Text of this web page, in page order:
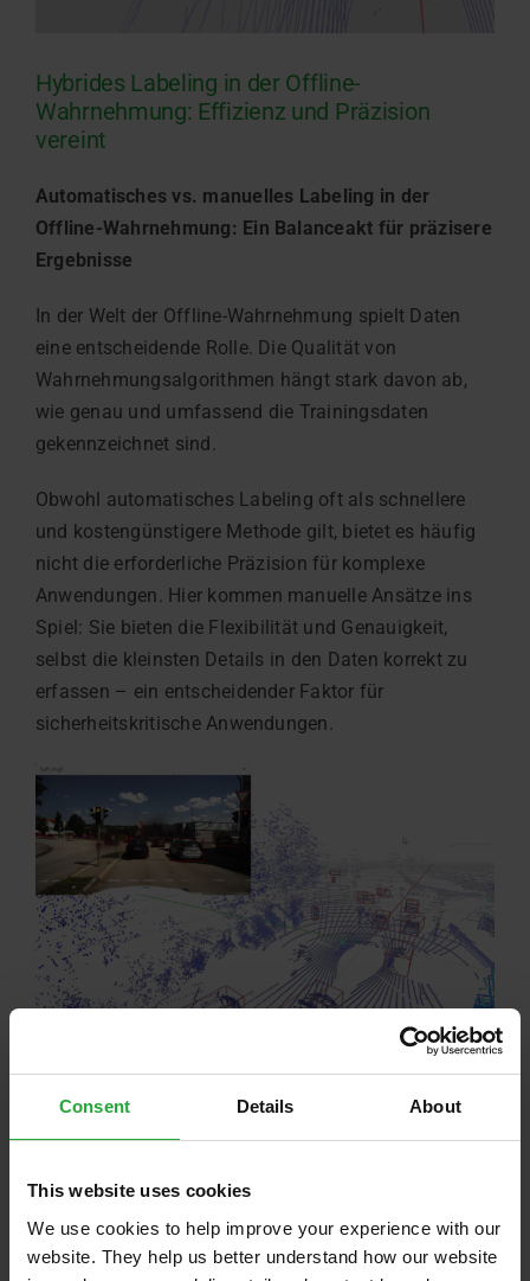
Consent Details About
This website uses cookies
We use cookies to help improve your experience with our
website. They help us better understand how our website
Hybrides Labeling in der Offline-
Wahrnehmung: Effizienz und Präzision
vereint
Automatisches vs. manuelles Labeling in der
Offline-Wahrnehmung: Ein Balanceakt für präzisere
Ergebnisse
In der Welt der Offline-Wahrnehmung spielt Daten
eine entscheidende Rolle. Die Qualität von
Wahrnehmungsalgorithmen hängt stark davon ab,
wie genau und umfassend die Trainingsdaten
gekennzeichnet sind.
Obwohl automatisches Labeling oft als schnellere
und kostengünstigere Methode gilt, bietet es häufig
nicht die erforderliche Präzision für komplexe
Anwendungen. Hier kommen manuelle Ansätze ins
Spiel: Sie bieten die Flexibilität und Genauigkeit,
selbst die kleinsten Details in den Daten korrekt zu
erfassen – ein entscheidender Faktor für
sicherheitskritische Anwendungen.
Der Schlüssel liegt in einer intelligenten Kombination
große Datenmengen effizient verarbeiten, während
notwendige Präzision gewährleisten. Bei der